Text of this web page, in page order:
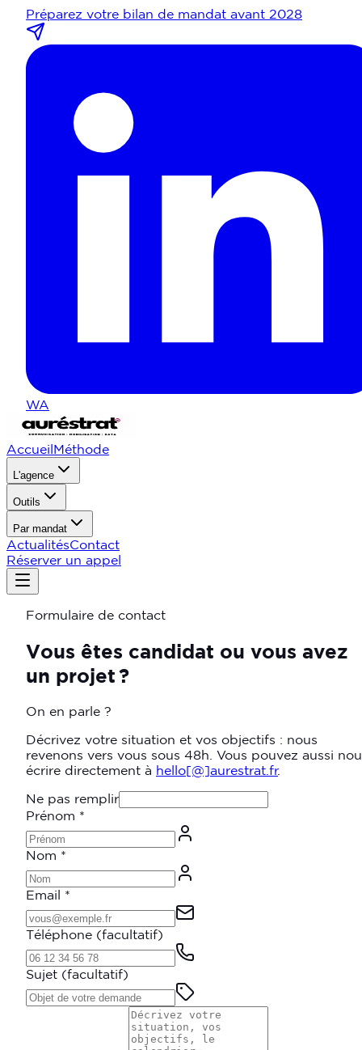
Préparez votre bilan de mandat avant 2028
WA
AccueilMéthode
L'agence
Outils
Par mandat
ActualitésContact
Réserver un appel
Formulaire de contact
Vous êtes candidat ou vous avez
un projet ?
On en parle ?
Décrivez votre situation et vos objectifs : nous
revenons vers vous sous 48h. Vous pouvez aussi
écrire directement à hello[@]aurestrat.fr.
Ne pas remplir
Prénom *
Nom *
Email *
Téléphone (facultatif)
Sujet (facultatif)